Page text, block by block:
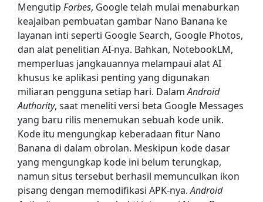
Mengutip Forbes, Google telah mulai menaburkan
keajaiban pembuatan gambar Nano Banana ke
layanan inti seperti Google Search, Google Photos,
dan alat penelitian AI-nya. Bahkan, NotebookLM,
memperluas jangkauannya melampaui alat AI
khusus ke aplikasi penting yang digunakan
miliaran pengguna setiap hari. DalamAndroid
Authority, saat meneliti versi beta Google Messages
yang baru rilis menemukan sebuah kode unik.
Kode itu mengungkap keberadaan fitur Nano
Banana di dalam obrolan. Meskipun kode dasar
yang mengungkap kode ini belum terungkap,
namun situs tersebut berhasil memunculkan ikon
pisang dengan memodifikasi APK-nya.Android